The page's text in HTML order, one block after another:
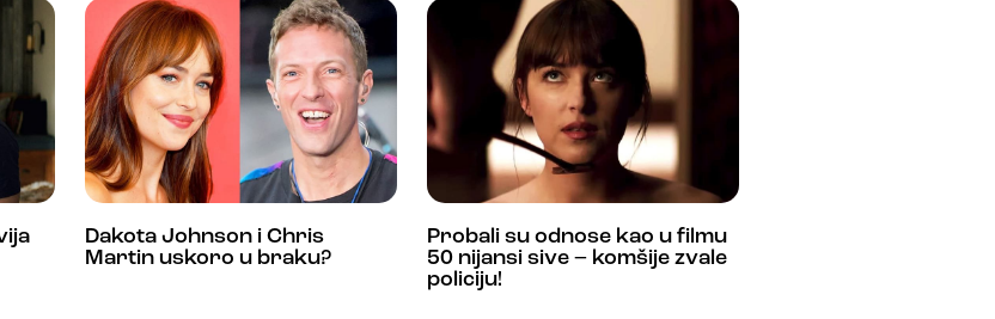
Dakota Johnson i Chris
Martin uskoro u braku?
Probali su odnose kao u filmu
50 nijansi sive – komšije zvale
policiju!